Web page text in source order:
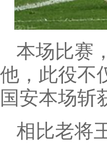
本场比赛
他，此役不
国安本场斩
相比老将